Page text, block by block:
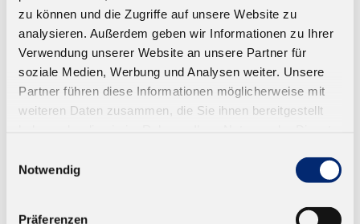
zu können und die Zugriffe auf unsere Website zu
analysieren. Außerdem geben wir Informationen zu Ihrer
Verwendung unserer Website an unsere Partner für
soziale Medien, Werbung und Analysen weiter. Unsere
Partner führen diese Informationen möglicherweise mit
weiteren Daten zusammen, die Sie ihnen bereitgestellt
Notwendig
Präferenzen